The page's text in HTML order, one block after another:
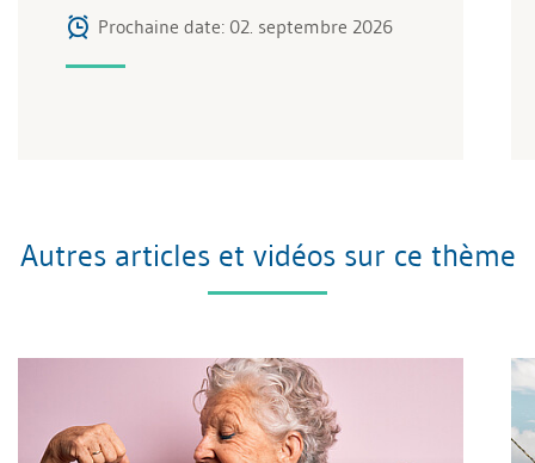
Prochaine date: 02. septembre 2026
Autres articles et vidéos sur ce thème